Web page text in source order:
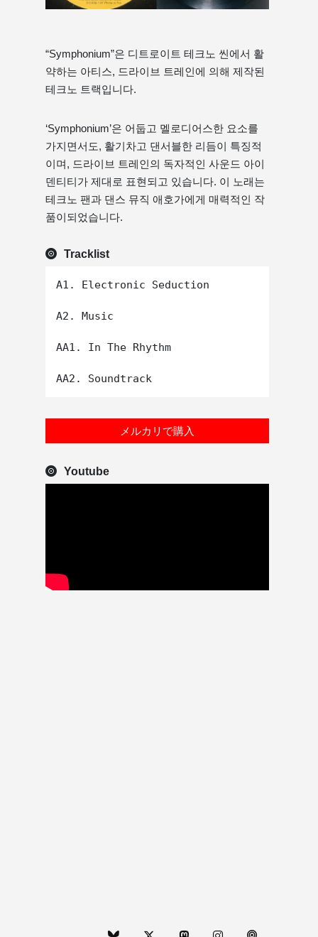
“Symphonium”은 디트로이트 테크노 씬에서 활
약하는 아티스, 드라이브 트레인에 의해 제작된
테크노 트랙입니다.
‘Symphonium’은 어둡고 멜로디어스한 요소를
가지면서도, 활기차고 댄서블한 리듬이 특징적
이며, 드라이브 트레인의 독자적인 사운드 아이
덴티티가 제대로 표현되고 있습니다. 이 노래는
테크노 팬과 댄스 뮤직 애호가에게 매력적인 작
품이되었습니다.
Tracklist
A1. Electronic Seduction
A2. Music
AA1. In The Rhythm
メルカリで購入
Youtube